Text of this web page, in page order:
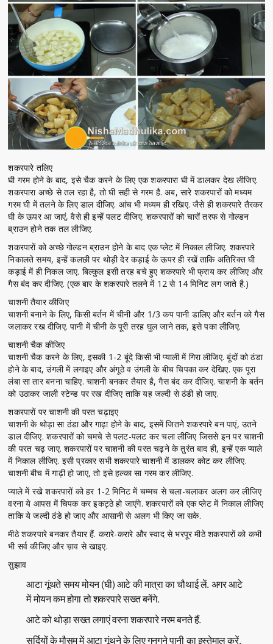
शकरपारे तलिए
घी गरम होने के बाद, इसे चैक करने के लिए एक शकरपारा घी में डालकर देख लीजिए.
शकरपारा अच्छे से तल रहा है, तो घी सही से गरम है. अब, सारे शकरपारों को मध्यम
गरम घी में तलने के लिए डाल दीजिए. आंच भी मध्यम ही रखिए. जैसे ही शकरपारे तैरकर
घी के ऊपर आ जाएं, वैसे ही इन्हें पलट दीजिए. शकरपारों को चारों तरफ से गोल्डन
ब्राउन होने तक तल लीजिए.
शकरपारों को अच्छे गोल्डन ब्राउन होने के बाद एक प्लेट में निकाल लीजिए. शकरपारे
निकालते समय, इन्हें कलछी पर थोड़ी देर कड़ाई के ऊपर ही रखें ताकि अतिरिक्त घी
कड़ाई में ही निकल जाए. बिल्कुल इसी तरह बचे हुए शकरपारे भी फ्राय कर लीजिए और
गैस बंद कर दीजिए. (एक बार के शकरपारे तलने में 12 से 14 मिनिट लग जाते है.)
चाशनी तैयार कीजिए
चाशनी बनाने के लिए, किसी बर्तन में चीनी और 1/3 कप पानी डालिए और बर्तन को गैस
जलाकर रख दीजिए. पानी में चीनी के पूरी तरह घुल जाने तक, इसे पका लीजिए.
चाशनी चैक कीजिए
चाशनी चैक करने के लिए, इसकी 1-2 बूंदे किसी भी प्याली में गिरा लीजिए. बूंदों को ठंडा
होने के बाद, उंगली में लगाइए और अंगूठे व उंगली के बीच चिपका कर देखिए. एक पूरा
लंबा सा तार बनना चाहिए. चाशनी बनकर तैयार है, गैस बंद कर दीजिए. चाशनी के बर्तन
को उठाकर जाली स्टेन्ड पर रख दीजिए ताकि यह जल्दी से ठंडी हो जाए.
शकरपारों पर चाशनी की परत चढ़ाइए
चाशनी के थोड़ा सा ठंडा और गाढ़ा होने के बाद, इसमें जितने शकरपारे बन पाएं, उतने
डाल दीजिए. शकरपारों को चमचे से पलट-पलट कर चला लीजिए जिससे इन पर चाशनी
की परत चढ़ जाए. शकरपारों पर चाशनी की परत चढ़ने के तुरंत बाद ही, इन्हें एक प्याले
में निकाल लीजिए. इसी प्रकार सभी शकरपारे चाशनी में डालकर कोट कर लीजिए.
चाशनी बीच में गाढ़ी हो जाए, तो इसे हल्का सा गरम कर लीजिए.
प्याले में रखे शकरपारों को हर 1-2 मिनिट में चम्मच से चला-चलाकर अलग कर लीजिए
वरना ये आपस में चिपक कर इकट्ठे हो जाएंगे. शकरपारों को एक प्लेट में निकाल लीजिए
ताकि ये जल्दी ठंडे हो जाए और आसानी से अलग भी किए जा सके.
मीठे शकरपारे बनकर तैयार हैं. करारे-करारे और स्वाद से भरपूर मीठे शकरपारों को कभी
भी सर्व कीजिए और च़ाव से खाइए.
सुझाव
आटा गूंथते समय मोयन (घी) आटे की मात्रा का चौथाई लें. अगर आटे
में मोयन कम होगा तो शकरपारे सख्त बनेंगे.
आटे को थोड़ा सख्त लगाएं वरना शकरपारे नरम बनते हैं.
सर्दियों के मौसम में आटा गूंथने के लिए गुनगुने पानी का इस्तेमाल करें.